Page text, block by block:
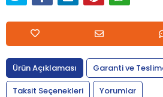
Ürün Açıklaması
Garanti ve
Taksit Seçenekleri
Yorumlar